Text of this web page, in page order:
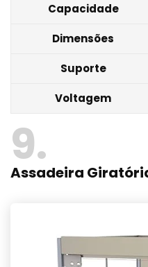
Capacidade
Dimensões
Suporte
Voltagem
9
Assadeira